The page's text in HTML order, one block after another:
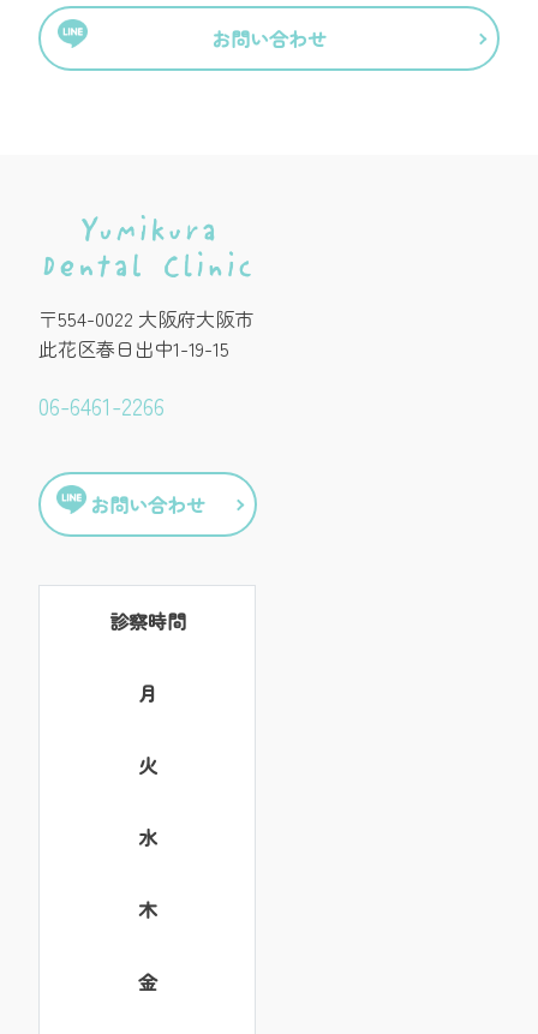
お問い合わせ
〒554-0022 大阪府大阪市
此花区春日出中1-19-15
06-6461-2266
お問い合わせ
診察時間
月
火
水
木
金